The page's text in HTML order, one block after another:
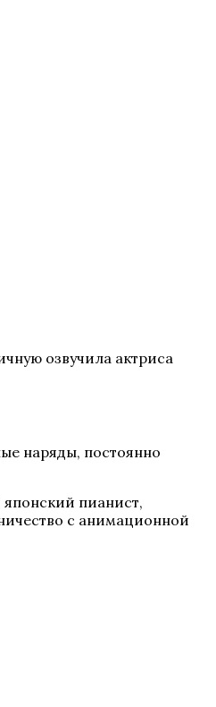
озвучила актриса
наряды, постоянно
пианист,
с анимационной